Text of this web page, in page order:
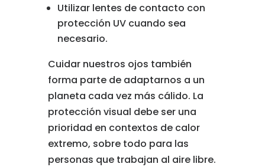
Utilizar lentes de contacto con
protección UV cuando sea
necesario.
Cuidar nuestros ojos también
forma parte de adaptarnos a un
planeta cada vez más cálido. La
protección visual debe ser una
prioridad en contextos de calor
extremo, sobre todo para las
personas que trabajan al aire libre.